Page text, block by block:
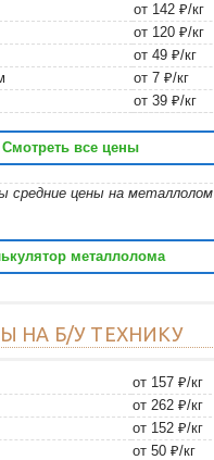
от 142 ₽/кг
от 120 ₽/кг
от 49 ₽/кг
от 7 ₽/кг
от 39 ₽/кг
Смотреть все цены
средние цены на
металлолома
НА Б/У ТЕХНИКУ
от 157 ₽/кг
от 262 ₽/кг
от 152 ₽/кг
от 50 ₽/кг